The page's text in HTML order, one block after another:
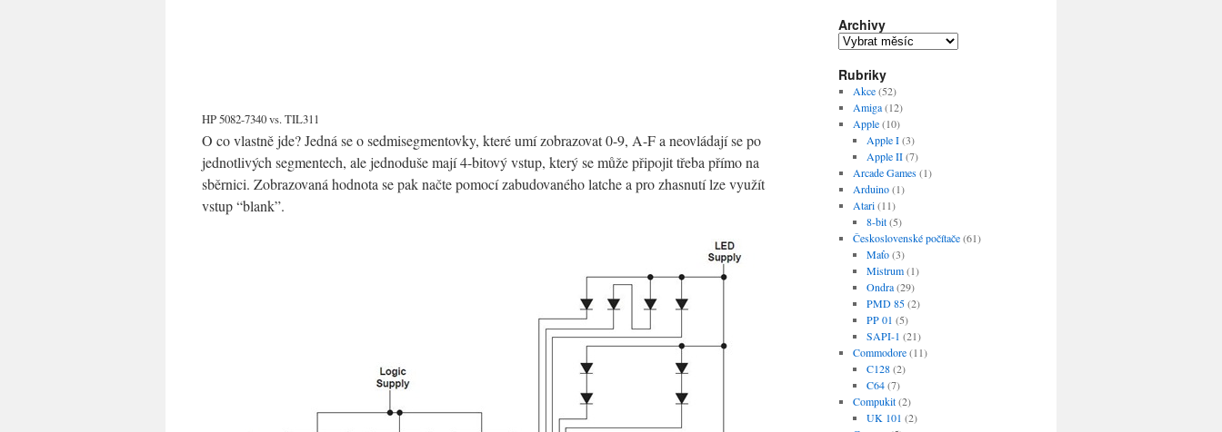
HP 5082-7340 vs. TIL311
O co vlastně jde? Jedná se o sedmisegmentovky, které umí zobrazovat 0-9, A-F a neovládají se po
jednotlivých segmentech, ale jednoduše mají 4-bitový vstup, který se může připojit třeba přímo na
sběrnici. Zobrazovaná hodnota se pak načte pomocí zabudovaného latche a pro zhasnutí lze využít
vstup “blank”.
Archivy
Archivy
Rubriky
Akce(52)
Amiga(12)
Apple(10)
Apple I(3)
Apple II(7)
Arcade Games(1)
Arduino(1)
Atari(11)
8-bit(5)
Československé počítače(61)
Maťo(3)
Mistrum(1)
Ondra(29)
PMD 85(2)
PP 01 (5)
SAPI-1 (21)
Commodore(11)
C128(2)
C64(7)
Compukit(2)
UK 101 (2)